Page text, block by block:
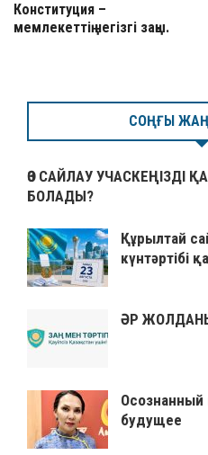
Конституция –
мемлекеттің негізгі заңы.
СОҢҒЫ
ӨЗ САЙЛАУ УЧАСКЕҢІЗДІ
БОЛАДЫ?
Құрылтай
күнтәртібі
ӘР
будущее